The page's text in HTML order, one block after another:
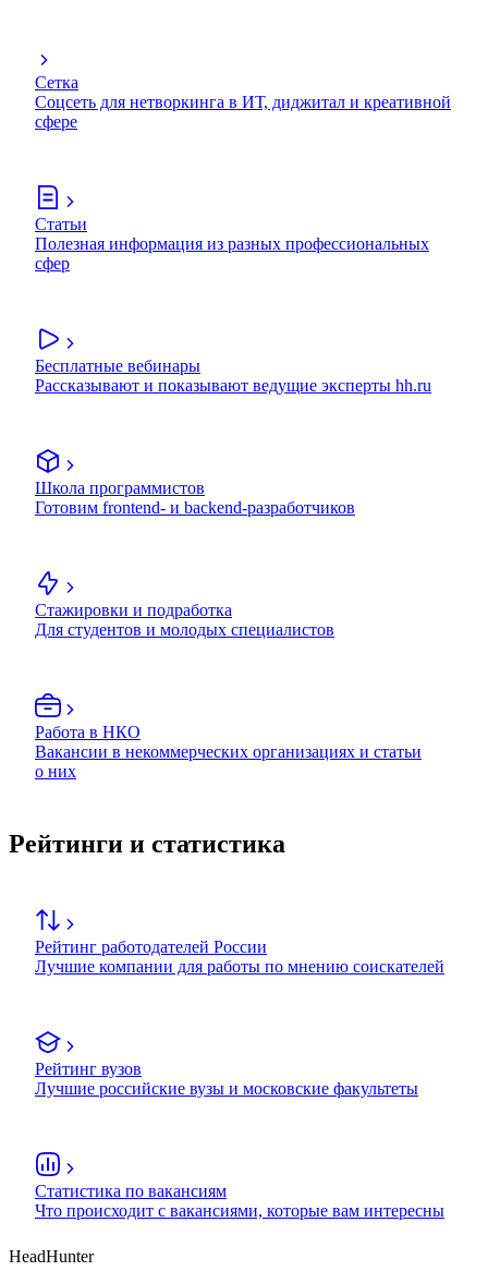
Сетка
Соцсеть для нетворкинга в ИТ, диджитал и креативной
сфере
Статьи
Полезная информация из разных профессиональных
сфер
Бесплатные вебинары
Рассказывают и показывают ведущие эксперты hh.ru
Школа программистов
Готовим frontend- и backend-разработчиков
Стажировки и подработка
Для студентов и молодых специалистов
Работа в НКО
Вакансии в некоммерческих организациях и статьи
о них
Рейтинги и статистика
Рейтинг работодателей России
Лучшие компании для работы по мнению соискателей
Рейтинг вузов
Лучшие российские вузы и московские факультеты
Статистика по вакансиям
Что происходит с вакансиями, которые вам интересны
HeadHunter